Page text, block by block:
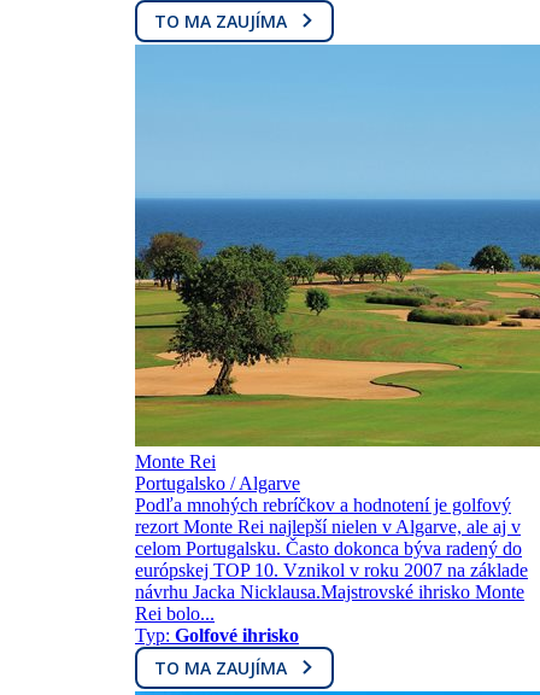
TO MA ZAUJÍMA
Monte Rei
Portugalsko / Algarve
Podľa mnohých rebríčkov a hodnotení je golfový
rezort Monte Rei najlepší nielen v Algarve, ale aj v
celom Portugalsku. Často dokonca býva radený do
európskej TOP 10. Vznikol v roku 2007 na základe
návrhu Jacka Nicklausa.Majstrovské ihrisko Monte
Rei bolo...
Typ: Golfové ihrisko
TO MA ZAUJÍMA